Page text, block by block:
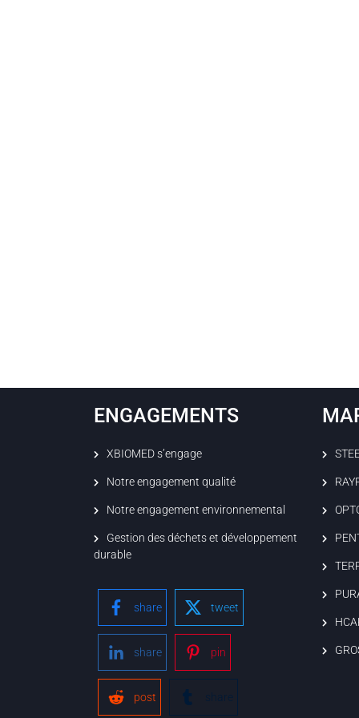
ENGAGEMENTS
XBIOMED s’engage
Notre engagement qualité
Notre engagement environnemental
Gestion des déchets et développement
durable
share tweet
share pin
post share